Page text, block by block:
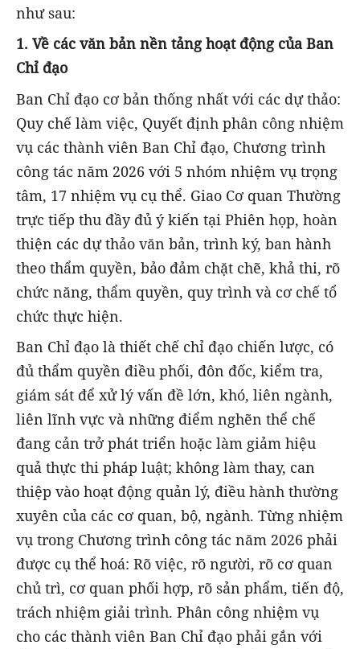
như sau:
1. Về các văn bản nền tảng hoạt động của Ban
Chỉ đạo
Ban Chỉ đạo cơ bản thống nhất với các dự thảo:
Quy chế làm việc, Quyết định phân công nhiệm
vụ các thành viên Ban Chỉ đạo, Chương trình
công tác năm 2026 với 5 nhóm nhiệm vụ trọng
tâm, 17 nhiệm vụ cụ thể. Giao Cơ quan Thường
trực tiếp thu đầy đủ ý kiến tại Phiên họp, hoàn
thiện các dự thảo văn bản, trình ký, ban hành
theo thẩm quyền, bảo đảm chặt chẽ, khả thi, rõ
chức năng, thẩm quyền, quy trình và cơ chế tổ
chức thực hiện.
Ban Chỉ đạo là thiết chế chỉ đạo chiến lược, có
đủ thẩm quyền điều phối, đôn đốc, kiểm tra,
giám sát để xử lý vấn đề lớn, khó, liên ngành,
liên lĩnh vực và những điểm nghẽn thể chế
đang cản trở phát triển hoặc làm giảm hiệu
quả thực thi pháp luật; không làm thay, can
thiệp vào hoạt động quản lý, điều hành thường
xuyên của các cơ quan, bộ, ngành. Từng nhiệm
vụ trong Chương trình công tác năm 2026 phải
được cụ thể hoá: Rõ việc, rõ người, rõ cơ quan
chủ trì, cơ quan phối hợp, rõ sản phẩm, tiến độ,
trách nhiệm giải trình. Phân công nhiệm vụ
cho các thành viên Ban Chỉ đạo phải gắn với